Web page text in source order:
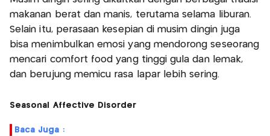
makanan berat dan manis, terutama selama liburan.
Selain itu, perasaan kesepian di musim dingin juga
bisa menimbulkan emosi yang mendorong seseorang
mencari comfort food yang tinggi gula dan lemak,
dan berujung memicu rasa lapar lebih sering.
Seasonal Affective Disorder
Baca Juga :